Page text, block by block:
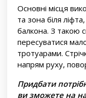
Основні місця
та зона біля
балкона. З такою
пересуватися
тротуарами.
напрям руху,
Придбати
ви зможете на